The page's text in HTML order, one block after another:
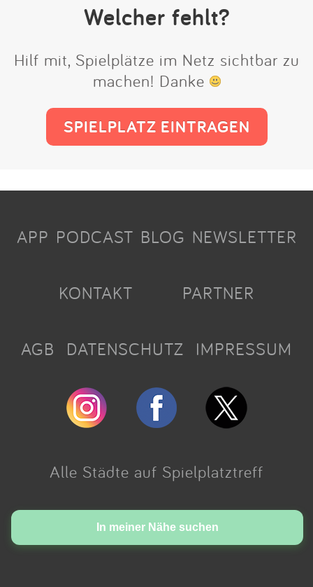
Welcher fehlt?
Hilf mit, Spielplätze im Netz sichtbar zu
machen! Danke
SPIELPLATZ EINTRAGEN
In meiner Nähe suchen
APP PODCAST BLOG NEWSLETTER
KONTAKT PARTNER
AGB DATENSCHUTZ IMPRESSUM
Alle Städte auf Spielplatztreff
Made with love in Cologne.